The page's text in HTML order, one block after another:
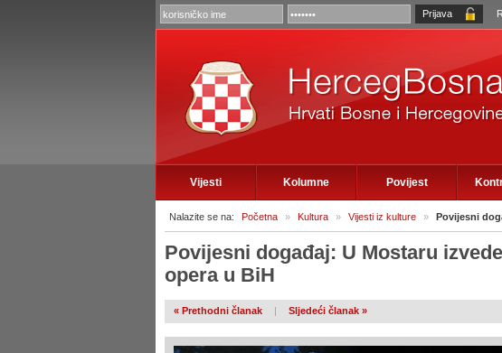
Vijesti Kolumne Povijest
Nalazite se na: Početna » Kultura » Vijesti iz kulture » Povijesni
Povijesni događaj: U Mostaru
opera u BiH
« Prethodni članak | Sljedeći članak »